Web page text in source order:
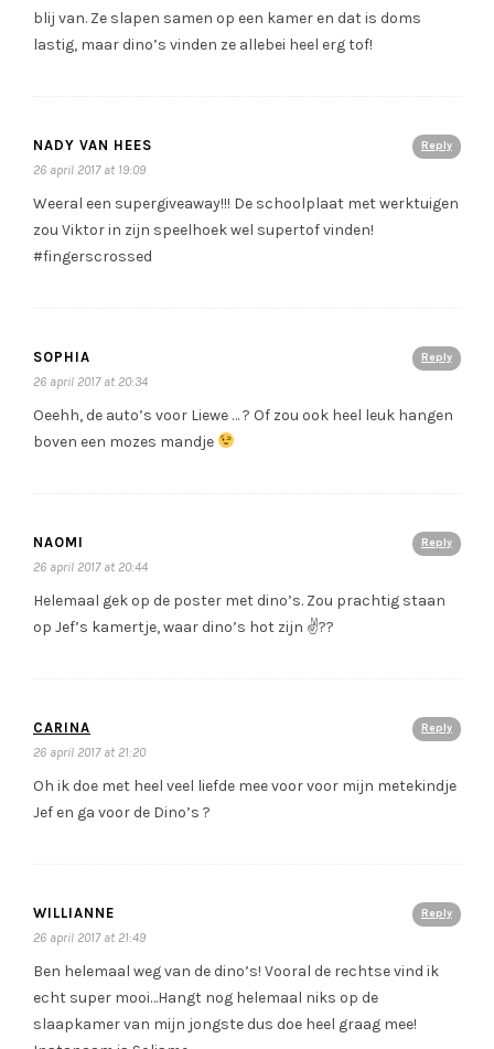
blij van. Ze slapen samen op een kamer en dat is doms
lastig, maar dino’s vinden ze allebei heel erg tof!
Reply
NADY VAN HEES
26 april 2017 at 19:09
Weeral een supergiveaway!!! De schoolplaat met werktuigen
zou Viktor in zijn speelhoek wel supertof vinden!
#fingerscrossed
Reply
SOPHIA
26 april 2017 at 20:34
Oeehh, de auto’s voor Liewe … ? Of zou ook heel leuk hangen
boven een mozes mandje
Reply
NAOMI
26 april 2017 at 20:44
Helemaal gek op de poster met dino’s. Zou prachtig staan
op Jef’s kamertje, waar dino’s hot zijn ✌?️?
Reply
CARINA
26 april 2017 at 21:20
Oh ik doe met heel veel liefde mee voor voor mijn metekindje
Jef en ga voor de Dino’s ?
Reply
WILLIANNE
26 april 2017 at 21:49
Ben helemaal weg van de dino’s! Vooral de rechtse vind ik
echt super mooi…Hangt nog helemaal niks op de
slaapkamer van mijn jongste dus doe heel graag mee!